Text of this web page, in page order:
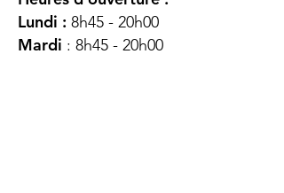
Lundi : 8h45 - 20h00
Mardi : 8h45 - 20h00